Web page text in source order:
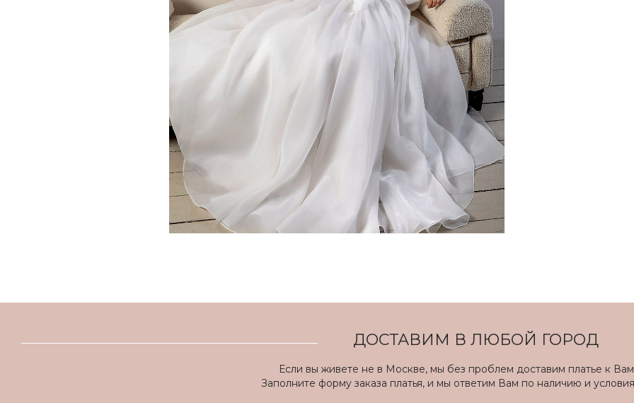
ДОСТАВИМ В ЛЮБОЙ ГОРОД
Если вы живете не в Москве, мы без проблем доставим платье к
Заполните форму заказа платья, и мы ответим Вам по наличию и